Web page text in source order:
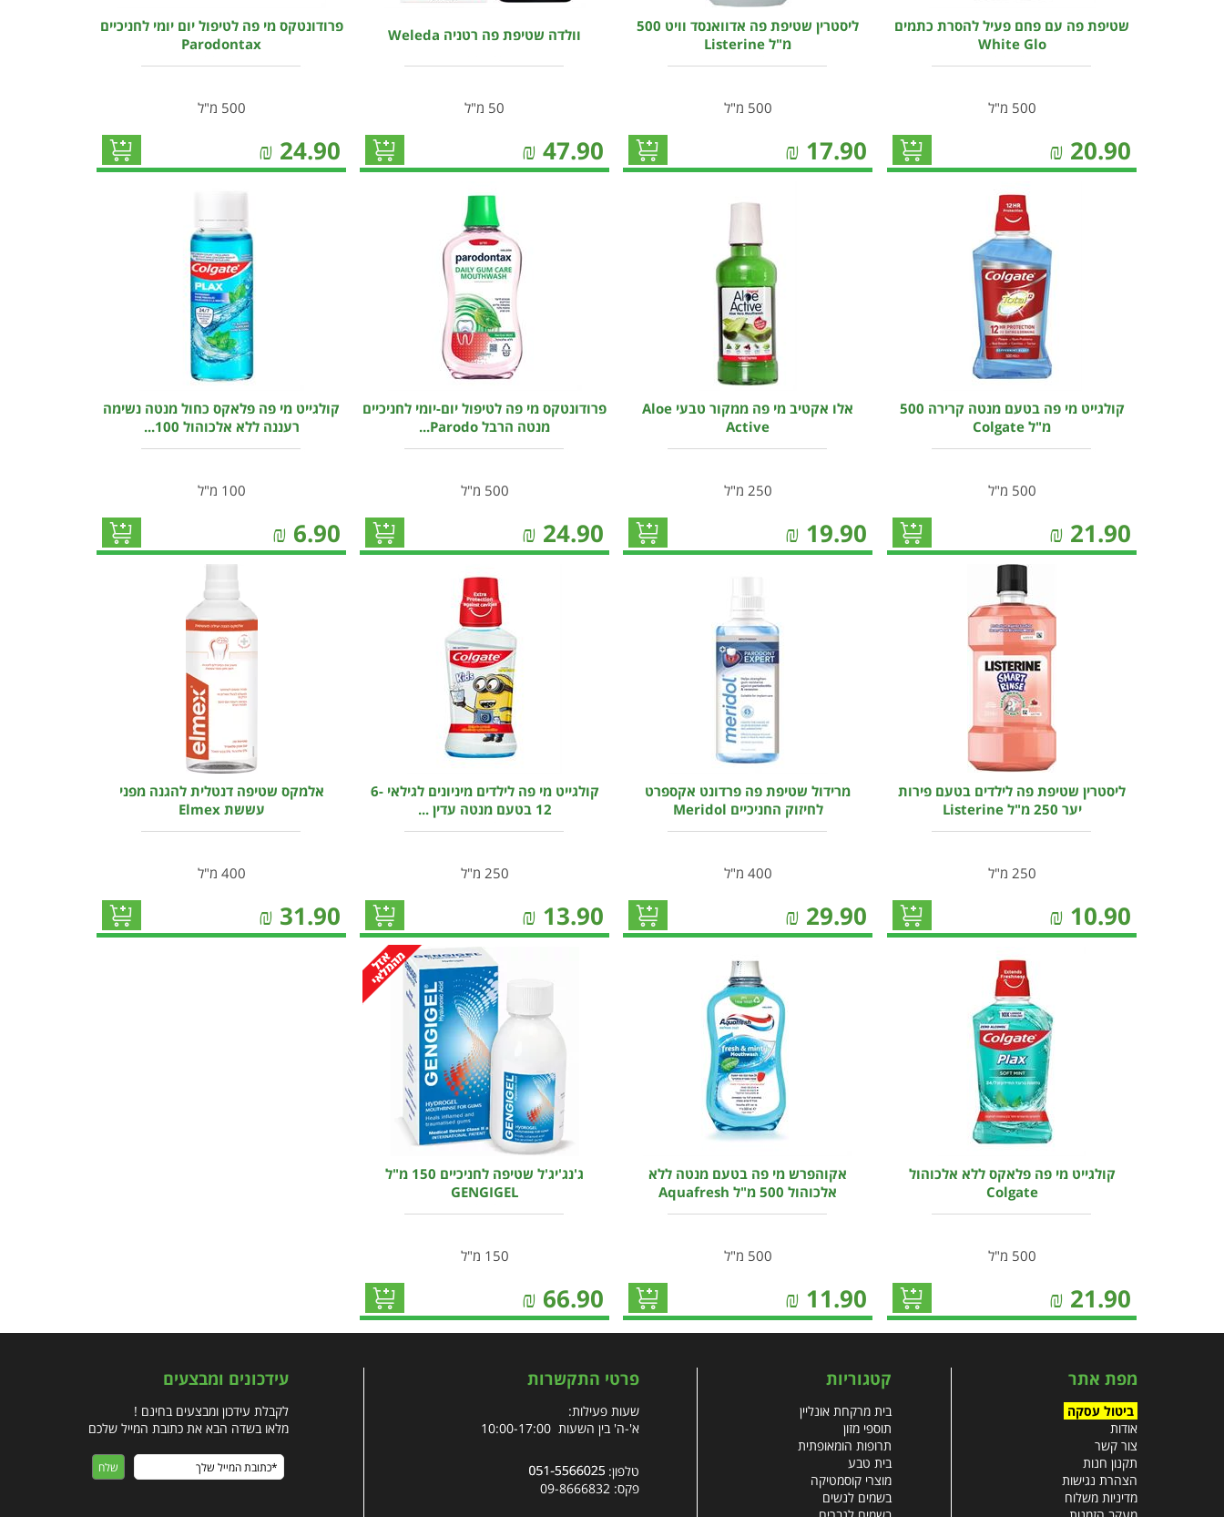
שטיפת פה עם פחם פעיל להסרת כתמים
White Glo
500 מ"ל
20.90
₪
ליסטרין שטיפת פה אדוואנסד וויט 500
מ"ל Listerine
500 מ"ל
17.90
₪
וולדה שטיפת פה רטניה Weleda
50 מ"ל
47.90
₪
פרודונטקס מי פה לטיפול יום יומי לחניכיים
Parodontax
500 מ"ל
24.90
₪
קולגייט מי פה בטעם מנטה קרירה 500
מ"ל Colgate
500 מ"ל
21.90
₪
אלו אקטיב מי פה ממקור טבעי Aloe
Active
250 מ"ל
19.90
₪
פרודונטקס מי פה לטיפול יום-יומי לחניכיים
מנטה הרבל Parodo...
500 מ"ל
24.90
₪
קולגייט מי פה פלאקס כחול מנטה נשימה
רעננה ללא אלכוהול 100...
100 מ"ל
6.90
₪
ליסטרין שטיפת פה לילדים בטעם פירות
יער 250 מ"ל Listerine
250 מ"ל
10.90
₪
מרידול שטיפת פה פרדונט אקספרט
לחיזוק החניכיים Meridol
400 מ"ל
29.90
₪
קולגייט מי פה לילדים מיניונים לגילאי 6-
12 בטעם מנטה עדין ...
250 מ"ל
13.90
₪
אלמקס שטיפה דנטלית להגנה מפני
עששת Elmex
400 מ"ל
31.90
₪
קולגייט מי פה פלאקס ללא אלכוהול
Colgate
500 מ"ל
21.90
₪
אקוהפרש מי פה בטעם מנטה ללא
אלכוהול 500 מ"ל Aquafresh
500 מ"ל
11.90
₪
ג'נג'יג'ל שטיפה לחניכיים 150 מ"ל
GENGIGEL
150 מ"ל
66.90
₪
מפת אתר
ביטול עסקה
אודות
צור קשר
תקנון חנות
הצהרת נגישות
מדיניות משלוח
קטגוריות
בית מרקחת אונליין
תוספי מזון
תרופות הומאופתית
בית טבע
מוצרי קוסמטיקה
בשמים לנשים
פרטי התקשרות
שעות פעילות:
א'-ה' בין השעות 10:00-17:00
טלפון:
פקס: 09-8666832
עידכונים ומבצעים
לקבלת עידכון ומבצעים בחינם !
מלאו בשדה הבא את כתובת המייל שלכם